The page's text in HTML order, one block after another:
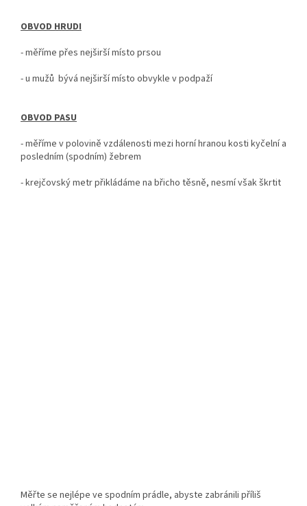
OBVOD HRUDI
- měříme přes nejširší místo prsou
- u mužů bývá nejširší místo obvykle v podpaží
OBVOD PASU
- měříme v polovině vzdálenosti mezi horní hranou kosti kyčelní a
posledním (spodním) žebrem
- krejčovský metrpřikládáme na břicho těsně, nesmí však škrtit
Měřte se nejlépe ve spodním prádle, abyste zabránili příliš